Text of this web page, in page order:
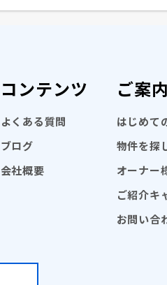
コンテンツ
よくある質問
ブログ
会社概要
ご案内
はじめて
物件を探
オーナー
ご紹介キ
お問い合